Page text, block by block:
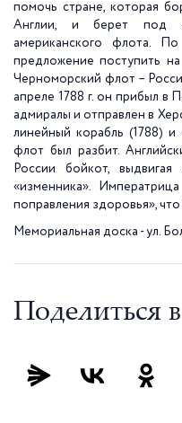
помочь стране, которая
Англии, и берет под
американского флота.
предложение поступить
Черноморский флот –
апреле 1788 г. он прибыл в
адмиралы и отправлен в
линейный корабль (1788) и
флот был разбит.
России бойкот,
«изменника».
поправления здоровья»,
Мемориальная доска - ул.
Поделиться